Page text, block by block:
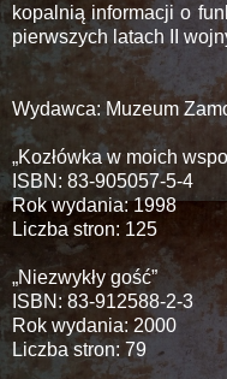
kopalnią informacji o
pierwszych latach II
Wydawca: Muzeum
„Kozłówka w moich
ISBN: 83-905057-5-4
Rok wydania: 1998
Liczba stron: 125
„Niezwykły gość”
ISBN: 83-912588-2-3
Rok wydania: 2000
Liczba stron: 79